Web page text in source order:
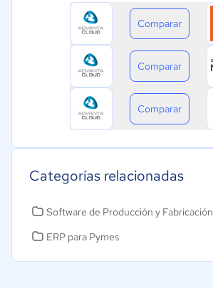
Comparar
Comparar
Comparar
Categorías relacionadas
Software de Producción y Fabricación
ERP para Pymes